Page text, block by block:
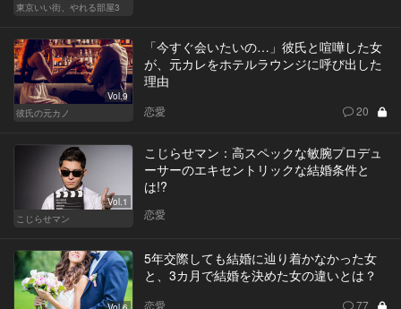
東京いい街、やれる部屋3
Vol.9
彼氏の元カノ
「今すぐ会いたいの…」彼氏と喧嘩した女
が、元カレをホテルラウンジに呼び出した
理由
恋愛 20
Vol.1
こじらせマン
こじらせマン：高スペックな敏腕プロデュ
ーサーのエキセントリックな結婚条件と
は!?
恋愛
5年交際しても結婚に辿り着かなかった女
と、3カ月で結婚を決めた女の違いとは？
恋愛 77